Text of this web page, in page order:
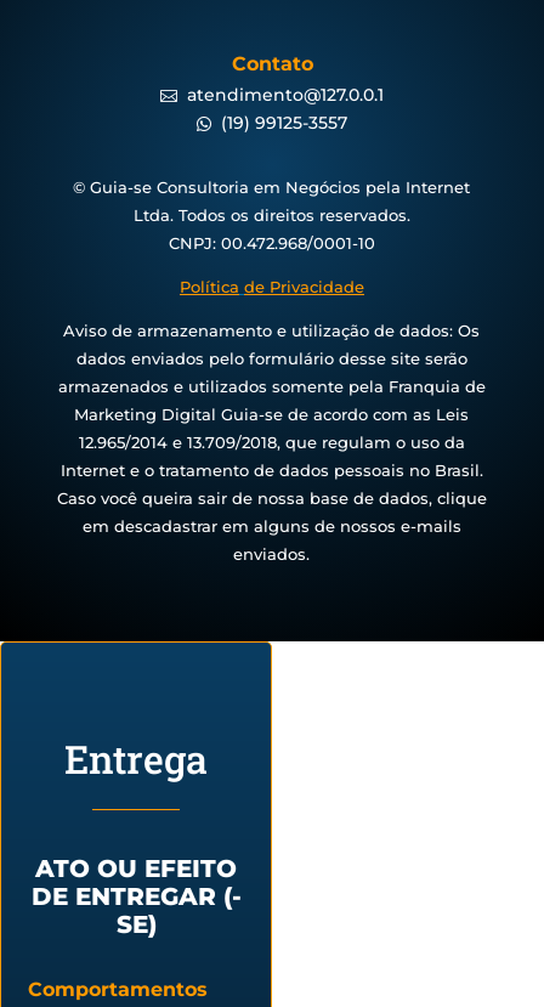
Contato
 atendimento@127.0.0.1
 (19) 99125-3557
© Guia-se Consultoria em Negócios pela Internet
Ltda. Todos os direitos reservados.
CNPJ: 00.472.968/0001-10
Política de Privacidade
Aviso de armazenamento e utilização de dados: Os
dados enviados pelo formulário desse site serão
armazenados e utilizados somente pela Franquia de
Marketing Digital Guia-se de acordo com as Leis
12.965/2014 e 13.709/2018, que regulam o uso da
Internet e o tratamento de dados pessoais no Brasil.
Caso você queira sair de nossa base de dados, clique
em descadastrar em alguns de nossos e-mails
enviados.
Entrega
ATO OU EFEITO
DE ENTREGAR (-
SE)
Comportamentos